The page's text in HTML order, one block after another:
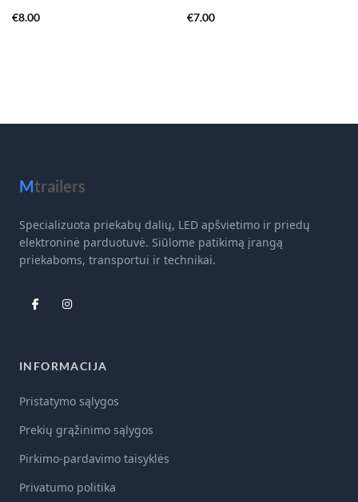
€8.00 €7.00
Mtrailers
Specializuota priekabų dalių, LED apšvietimo ir priedų
elektroninė parduotuvė. Siūlome patikimą įrangą
priekaboms, transportui ir technikai.
INFORMACIJA
Pristatymo sąlygos
Prekių grąžinimo sąlygos
Pirkimo-pardavimo taisyklės
Privatumo politika